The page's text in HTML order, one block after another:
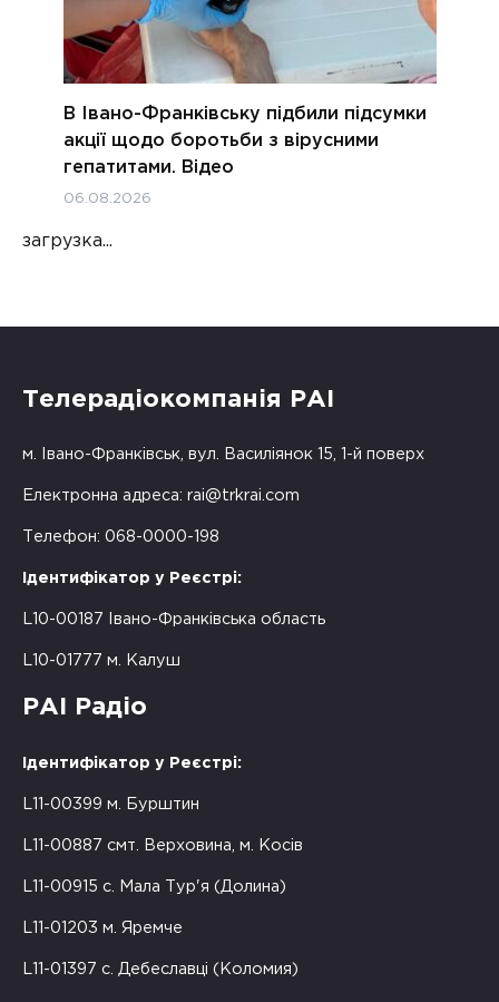
В Івано-Франківську підбили підсумки
акції щодо боротьби з вірусними
гепатитами. Відео
06.08.2026
загрузка...
Телерадіокомпанія РАІ
м. Івано-Франківськ, вул. Василіянок 15, 1-й поверх
Електронна адреса: rai@trkrai.com
Телефон: 068-0000-198
Ідентифікатор у Реєстрі:
L10-00187 Івано-Франківська область
L10-01777 м. Калуш
РАІ Радіо
Ідентифікатор у Реєстрі:
L11-00399 м. Бурштин
L11-00887 смт. Верховина, м. Косів
L11-00915 с. Мала Тур'я (Долина)
L11-01203 м. Яремче
L11-01397 с. Дебеславці (Коломия)